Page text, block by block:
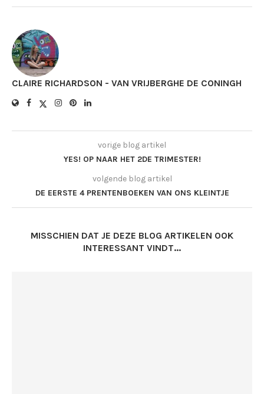
CLAIRE RICHARDSON - VAN VRIJBERGHE DE CONINGH
vorige blog artikel
YES! OP NAAR HET 2DE TRIMESTER!
volgende blog artikel
DE EERSTE 4 PRENTENBOEKEN VAN ONS KLEINTJE
MISSCHIEN DAT JE DEZE BLOG ARTIKELEN OOK
INTERESSANT VINDT...